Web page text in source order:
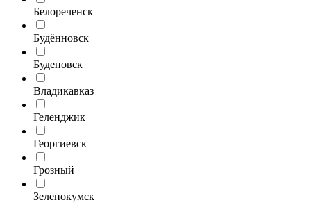
Белореченск
Будённовск
Буденовск
Владикавказ
Геленджик
Георгиевск
Грозный
Зеленокумск